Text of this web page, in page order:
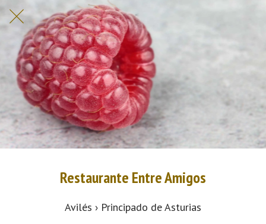
Restaurante Entre Amigos
Avilés › Principado de Asturias